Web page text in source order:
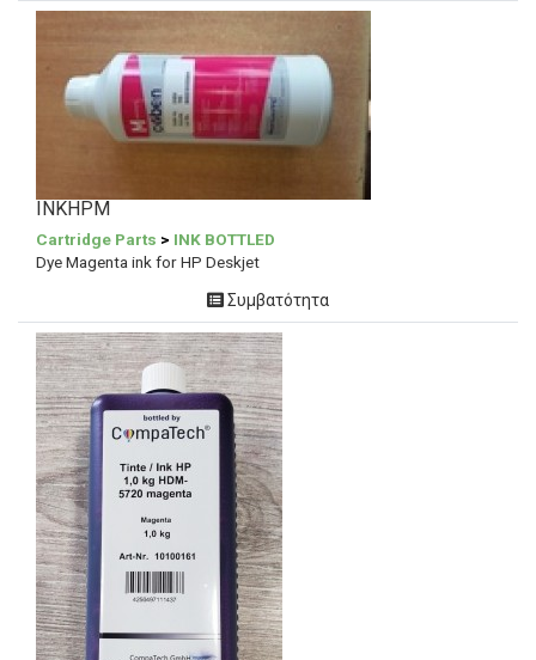
INKHPM
Cartridge Parts > INK BOTTLED
Dye Magenta ink for HP Deskjet
Συμβατότητα